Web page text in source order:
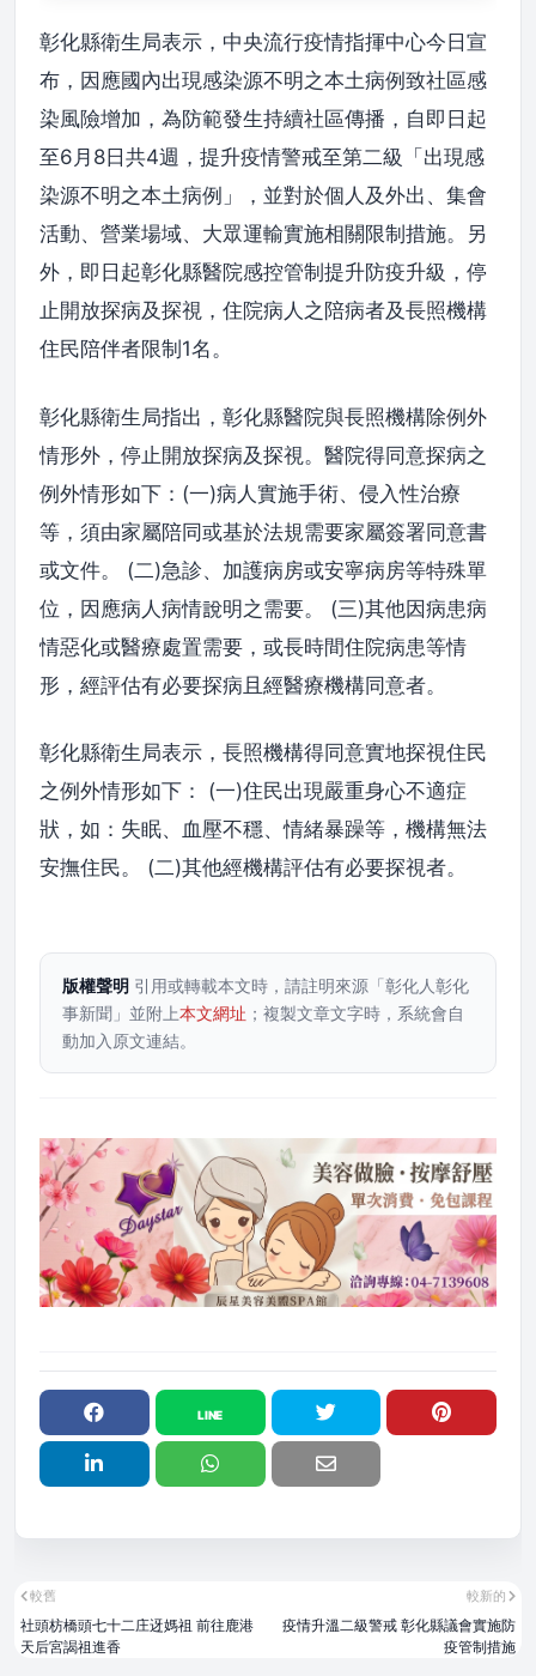
彰化縣衛生局表示，中央流行疫情指揮中心今日宣
布，因應國內出現感染源不明之本土病例致社區感
染風險增加，為防範發生持續社區傳播，自即日起
至6月8日共4週，提升疫情警戒至第二級「出現感
染源不明之本土病例」，並對於個人及外出、集會
活動、營業場域、大眾運輸實施相關限制措施。另
外，即日起彰化縣醫院感控管制提升防疫升級，停
止開放探病及探視，住院病人之陪病者及長照機構
住民陪伴者限制1名。
彰化縣衛生局指出，彰化縣醫院與長照機構除例外
情形外，停止開放探病及探視。醫院得同意探病之
例外情形如下：(一)病人實施手術、侵入性治療
等，須由家屬陪同或基於法規需要家屬簽署同意書
或文件。 (二)急診、加護病房或安寧病房等特殊單
位，因應病人病情說明之需要。 (三)其他因病患病
情惡化或醫療處置需要，或長時間住院病患等情
形，經評估有必要探病且經醫療機構同意者。
彰化縣衛生局表示，長照機構得同意實地探視住民
之例外情形如下： (一)住民出現嚴重身心不適症
狀，如：失眠、血壓不穩、情緒暴躁等，機構無法
安撫住民。 (二)其他經機構評估有必要探視者。
版權聲明 引用或轉載本文時，請註明來源「彰化人彰化
事新聞」並附上本文網址 ；複製文章文字時，系統會自
動加入原文連結。
較新的
疫情升溫二級警戒 彰化縣議會實施防
疫管制措施
較舊
社頭枋橋頭七十二庄迓媽祖 前往鹿港
天后宮謁祖進香